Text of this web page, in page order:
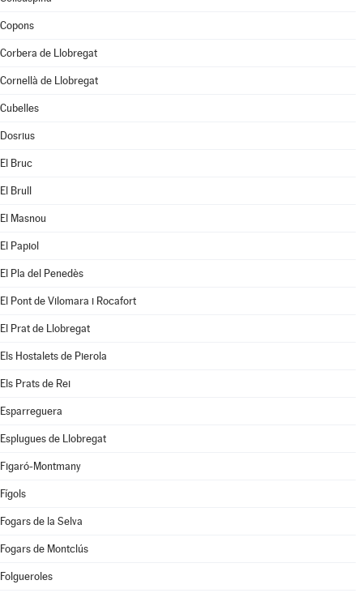
Copons
Corbera de Llobregat
Cornellà de Llobregat
Cubelles
Dosrius
El Bruc
El Brull
El Masnou
El Papiol
El Pla del Penedès
El Pont de Vilomara i Rocafort
El Prat de Llobregat
Els Hostalets de Pierola
Els Prats de Rei
Esparreguera
Esplugues de Llobregat
Figaró-Montmany
Fígols
Fogars de la Selva
Fogars de Montclús
Folgueroles